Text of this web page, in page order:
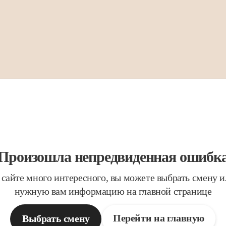
непредвиденная
много интересного, вы можете выбрать смену
нужную вам информацию на главной странице
Выбрать смену Перейти на главную